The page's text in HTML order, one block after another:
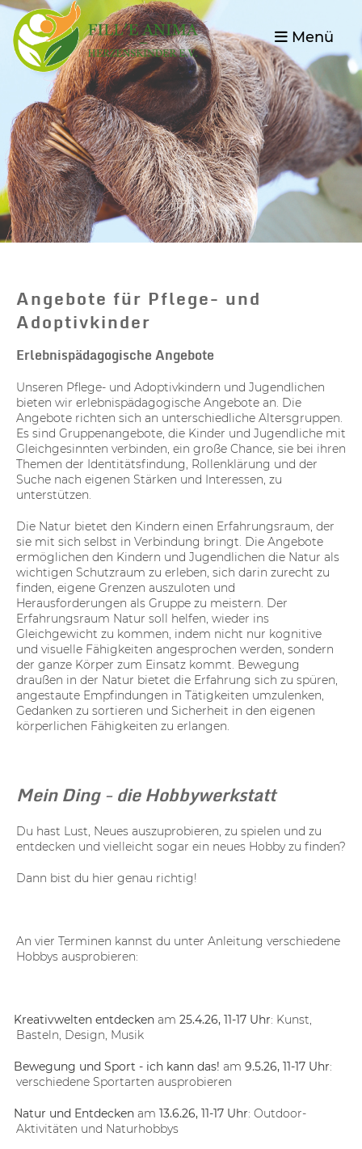
Menü
Angebote für Pflege- und
Adoptivkinder
Erlebnispädagogische Angebote
Unseren Pflege- und Adoptivkindern und Jugendlichen
bieten wir erlebnispädagogische Angebote an. Die
Angebote richten sich an unterschiedliche Altersgruppen.
Es sind Gruppenangebote, die Kinder und Jugendliche mit
Gleichgesinnten verbinden, ein große Chance, sie bei ihren
Themen der Identitätsfindung, Rollenklärung und der
Suche nach eigenen Stärken und Interessen, zu
unterstützen.
Die Natur bietet den Kindern einen Erfahrungsraum, der
sie mit sich selbst in Verbindung bringt. Die Angebote
ermöglichen den Kindern und Jugendlichen die Natur als
wichtigen Schutzraum zu erleben, sich darin zurecht zu
finden, eigene Grenzen auszuloten und
Herausforderungen als Gruppe zu meistern. Der
Erfahrungsraum Natur soll helfen, wieder ins
Gleichgewicht zu kommen, indem nicht nur kognitive
und visuelle Fähigkeiten angesprochen werden, sondern
der ganze Körper zum Einsatz kommt. Bewegung
draußen in der Natur bietet die Erfahrung sich zu spüren,
angestaute Empfindungen in Tätigkeiten umzulenken,
Gedanken zu sortieren und Sicherheit in den eigenen
körperlichen Fähigkeiten zu erlangen.
Mein Ding - die Hobbywerkstatt
Du hast Lust, Neues auszuprobieren, zu spielen und zu
entdecken und vielleicht sogar ein neues Hobby zu finden?
Dann bist du hier genau richtig!
An vier Terminen kannst du unter Anleitung verschiedene
Hobbys ausprobieren:
Kreativwelten entdecken am 25.4.26, 11-17 Uhr: Kunst,
Basteln, Design, Musik
Bewegung und Sport - ich kann das! am 9.5.26, 11-17 Uhr:
verschiedene Sportarten ausprobieren
Natur und Entdecken am 13.6.26, 11-17 Uhr: Outdoor-
Aktivitäten und Naturhobbys